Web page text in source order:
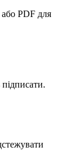
PDF для
підписати.